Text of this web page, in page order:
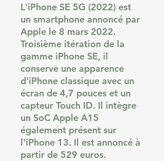
L'iPhone SE 5G (2022) est
un smartphone annoncé par
Apple le 8 mars 2022.
Troisième itération de la
gamme iPhone SE, il
conserve une apparence
d'iPhone classique avec un
écran de 4,7 pouces et un
capteur Touch ID. Il intègre
un SoC Apple A15
également présent sur
l'iPhone 13. Il est annoncé à
partir de 529 euros.